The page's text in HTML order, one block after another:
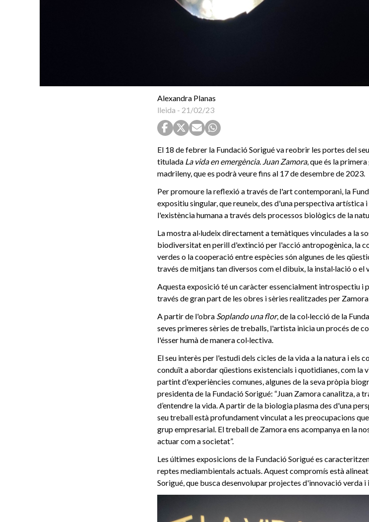
Alexandra Planas
lleida - 21/02/23
El 18 de febrer la Fundació Sorigué va reobrir les portes del
titulada La vida en emergència. Juan Zamora, que és la
madrileny, que es podrà veure fins al 17 de desembre de 2023.
Per promoure la reflexió a través de l'art contemporani, la
expositiu singular, que reuneix, des d'una perspectiva artística
l'existència humana a través dels processos biològics de la
La mostra al·ludeix directament a temàtiques vinculades a la
biodiversitat en perill d'extinció per l'acció antropogènica, la
verdes o la cooperació entre espècies són algunes de les
través de mitjans tan diversos com el dibuix, la instal·lació o el
Aquesta exposicióté un caràcter essencialment introspectiu i
través de gran part de les obres i sèries realitzades per
A partir de l'obra Soplando una flor, de la col·lecció de la
seves primeres sèries de treballs, l'artista inicia un procés de
l'ésser humà de manera col·lectiva.
El seu interès per l'estudi dels cicles de la vida a la natura i els
conduït a abordar qüestions existencials i quotidianes, com la
partint d'experiències comunes, algunes de la seva pròpia
presidenta de la Fundació Sorigué: “Juan Zamora canalitza, a
d’entendre la vida. A partir de la biologia plasma des d'una
seu treball està profundament vinculat a les preocupacions
grup empresarial. El treball de Zamora ens acompanya en la
actuar com a societat”.
Les últimes exposicions de la Fundació Sorigué es
reptes mediambientals actuals. Aquest compromís està
Sorigué, que busca desenvolupar projectes d'innovació verda